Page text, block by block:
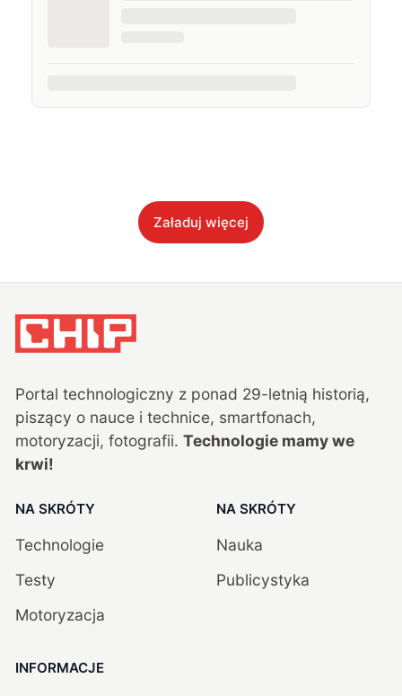
Załaduj więcej
Portal technologiczny z ponad 29-letnią historią,
piszący o nauce i technice, smartfonach,
motoryzacji, fotografii. Technologie mamy we
krwi!
NA SKRÓTY
Technologie
Testy
Motoryzacja
NA SKRÓTY
Nauka
Publicystyka
INFORMACJE